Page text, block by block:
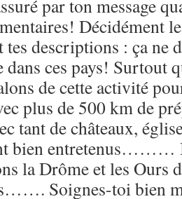
par ton message
Décidément
descriptions : ça ne
dans ces pays! Surtout
de cette activité
plus de 500 km de
tant de châteaux,
bien entretenus………
la Drôme et les Ours
Soignes-toi bien